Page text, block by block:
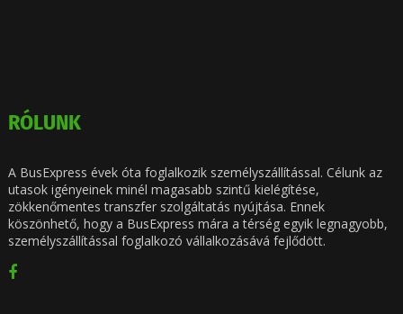
RÓLUNK
A BusExpress évek óta foglalkozik személyszállítással. Célunk az
utasok igényeinek minél magasabb szintű kielégítése,
zökkenőmentes transzfer szolgáltatás nyújtása. Ennek
köszönhető, hogy a BusExpress mára a térség egyik legnagyobb,
személyszállítással foglalkozó vállalkozásává fejlődött.